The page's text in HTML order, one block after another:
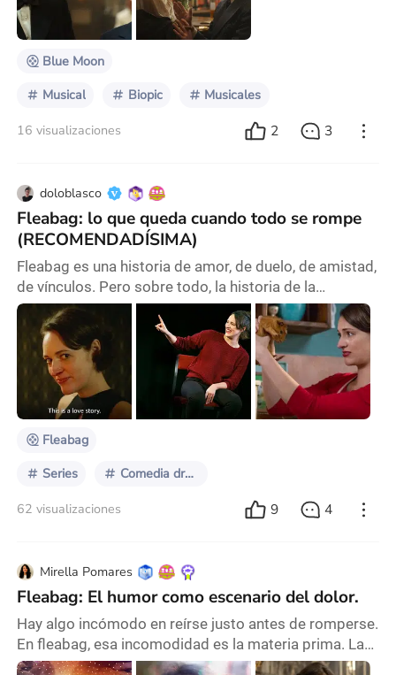
nos une aquí en este espacio cibernético), porque
poco y nada sé acerca de las otras expresio
Blue Moon
Musical Biopic Musicales
16 visualizaciones 2 3
doloblasco
Fleabag: lo que queda cuando todo se rompe
(RECOMENDADÍSIMA)
Fleabag es una historia de amor, de duelo, de amistad,
de vínculos. Pero sobre todo, la historia de la
búsqueda personal de una mujer, de un recorrido. Y
no, no estoy hablando de que alguien se perdió y hay
que encontrarlo; “Búsqueda de qué entonces”, te
preguntarás…bueno, de eso vamos a hablar. La serie
tiene varios años en su haber, de hecho, el año que
viene se estarán cumpliendo 10 años de su
Fleabag
Series Comedia dramática
62 visualizaciones 9 4
Mirella Pomares
Fleabag: El humor como escenario del dolor.
Hay algo incómodo en reírse justo antes de romperse.
En fleabag, esa incomodidad es la materia prima. La
broma no llega para alivianar el peso, sino para